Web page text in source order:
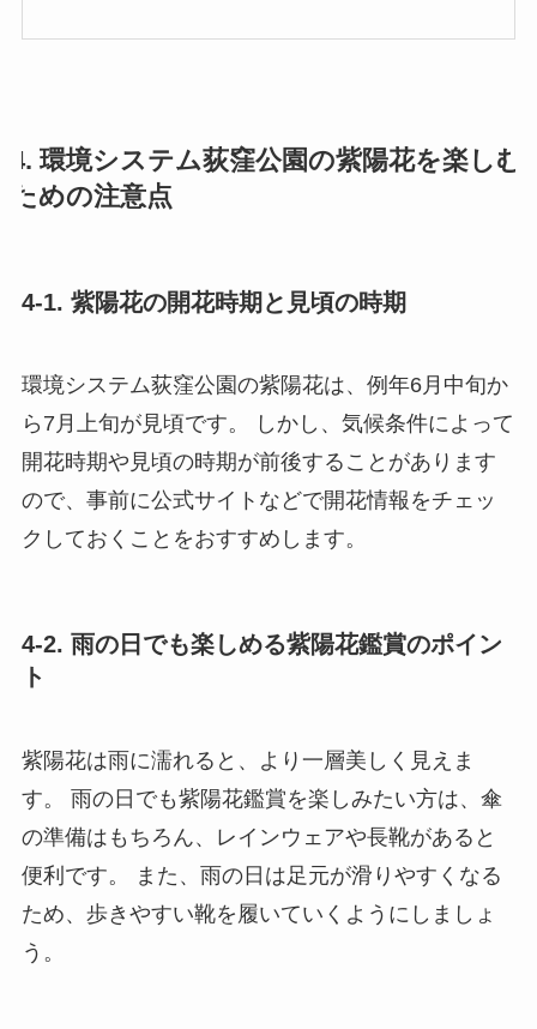
4. 環境システム荻窪公園の紫陽花を楽しむ
ための注意点
4-1. 紫陽花の開花時期と見頃の時期
環境システム荻窪公園の紫陽花は、例年6月中旬か
ら7月上旬が見頃です。 しかし、気候条件によって
開花時期や見頃の時期が前後することがあります
ので、事前に公式サイトなどで開花情報をチェッ
クしておくことをおすすめします。
4-2. 雨の日でも楽しめる紫陽花鑑賞のポイン
ト
紫陽花は雨に濡れると、より一層美しく見えま
す。 雨の日でも紫陽花鑑賞を楽しみたい方は、傘
の準備はもちろん、レインウェアや長靴があると
便利です。 また、雨の日は足元が滑りやすくなる
ため、歩きやすい靴を履いていくようにしましょ
う。